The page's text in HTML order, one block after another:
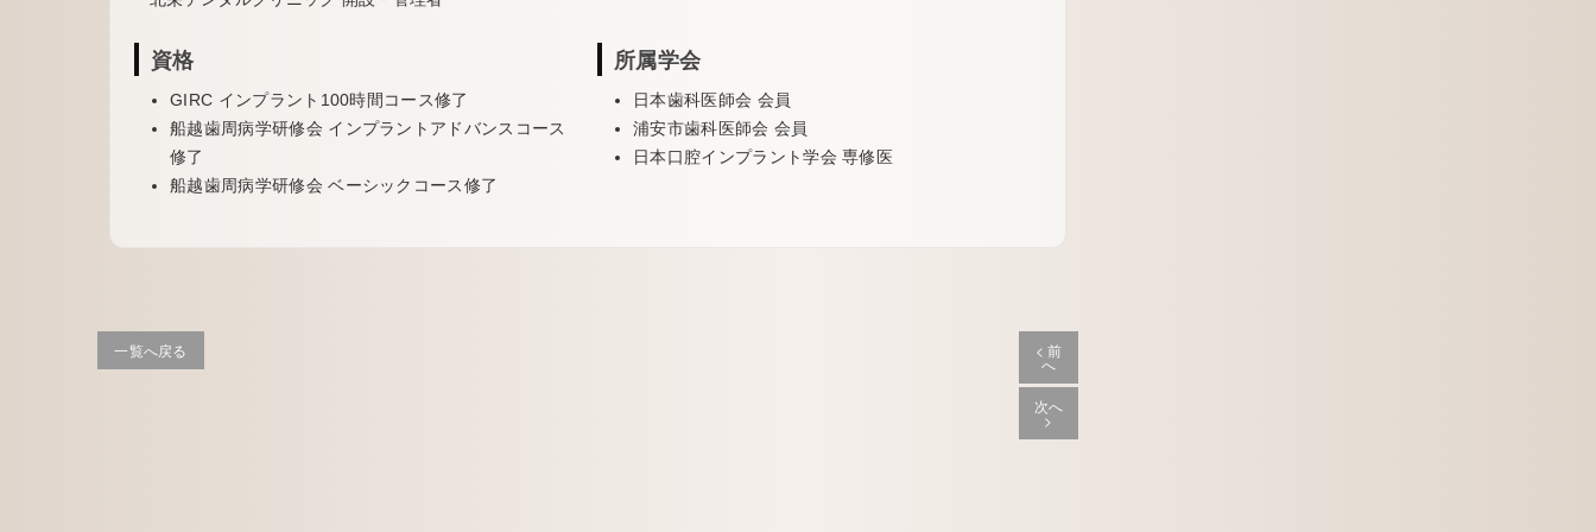
資格
GIRC インプラント100時間コース修了
船越歯周病学研修会 インプラントアドバンスコース
修了
船越歯周病学研修会 ベーシックコース修了
所属学会
日本歯科医師会 会員
浦安市歯科医師会 会員
日本口腔インプラント学会 専修医
一覧へ戻る < 前
へ
次へ
>